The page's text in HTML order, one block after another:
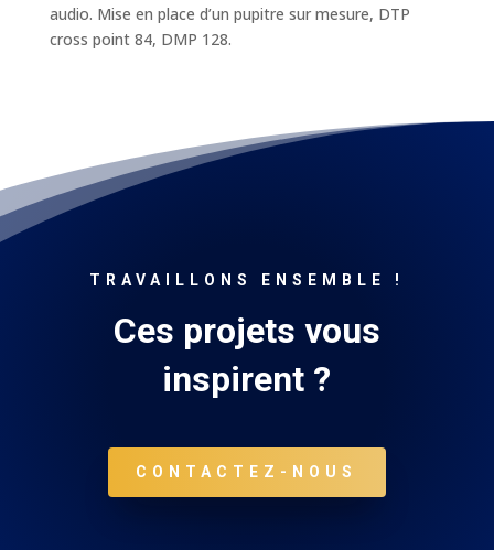
audio. Mise en place d’un pupitre sur mesure, DTP
cross point 84, DMP 128.
TRAVAILLONS ENSEMBLE !
Ces projets vous
inspirent ?
CONTACTEZ-NOUS